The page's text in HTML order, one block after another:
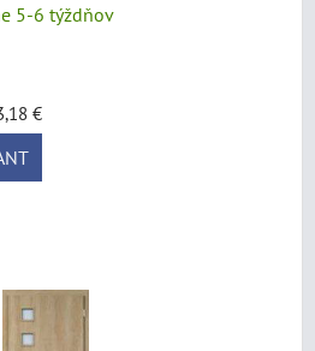
5-6 týždňov
€